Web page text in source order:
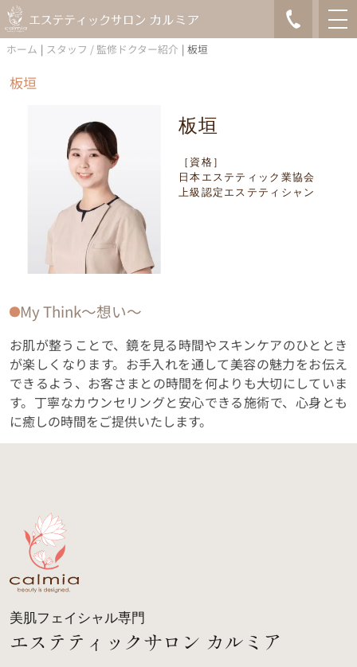
ホーム | スタッフ / 監修ドクター紹介 | 板垣
板垣
板垣
［資格］
日本エステティック業協会
上級認定エステティシャン
My Think〜想い〜
お肌が整うことで、鏡を見る時間やスキンケアのひととき
が楽しくなります。お手入れを通して美容の魅力をお伝え
できるよう、お客さまとの時間を何よりも大切にしていま
す。丁寧なカウンセリングと安心できる施術で、心身とも
に癒しの時間をご提供いたします。
美肌フェイシャル専門
エステティックサロン カルミア